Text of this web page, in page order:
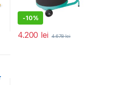
-10%
4.200 lei 4.678lei